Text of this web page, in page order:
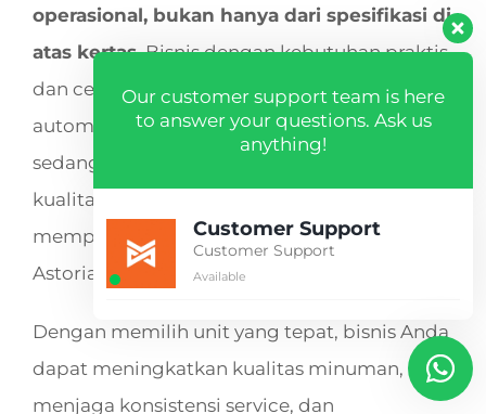
operasional, bukan hanya dari spesifikasi di
atas kertas.Bisnis dengan kebutuhan praktis
dan cepat dapat mempertimbangkan lini
automatic coffee machine dari Saeco,
sedangkan bisnis yang berfokus pada
kualitas espresso dan workflow barista dapat
mempertimbangkan mesin espresso dari
Astoria.
Dengan memilih unit yang tepat, bisnis Anda
dapat meningkatkan kualitas minuman,
menjaga konsistensi service, dan
Our customer support team is here
to answer your questions. Ask us
anything!
Customer Support
Customer Support
Available